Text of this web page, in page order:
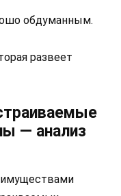
обдуманным.
развеет
— анализ